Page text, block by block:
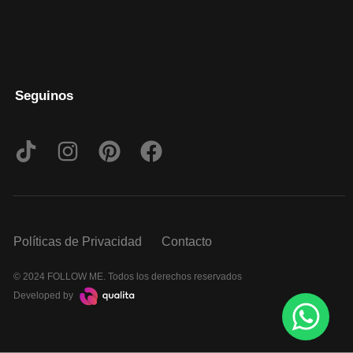
Seguinos
Políticas de Privacidad Contacto
© 2024 FOLLOW ME. Todos los derechos reservados
Developed by